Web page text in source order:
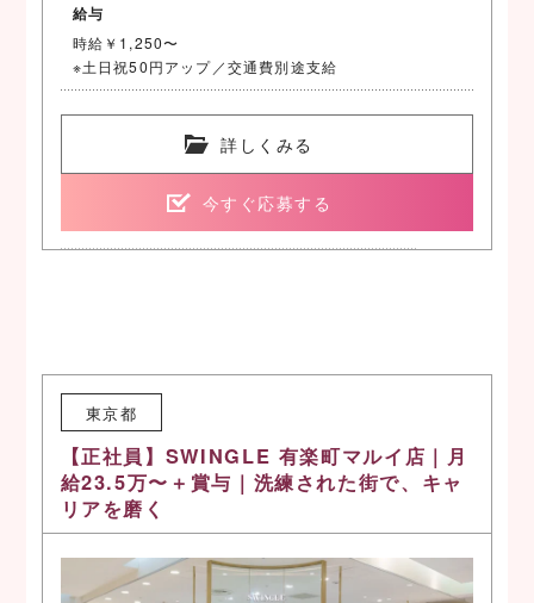
給与
時給￥1,250〜
※土日祝50円アップ／交通費別途支給
詳しくみる
今すぐ応募する
【正社員】SWINGLE 有楽町マルイ店｜月
給23.5万〜＋賞与｜洗練された街で、キャ
リアを磨く
東京都